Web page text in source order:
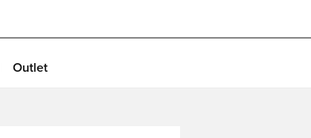
Outlet